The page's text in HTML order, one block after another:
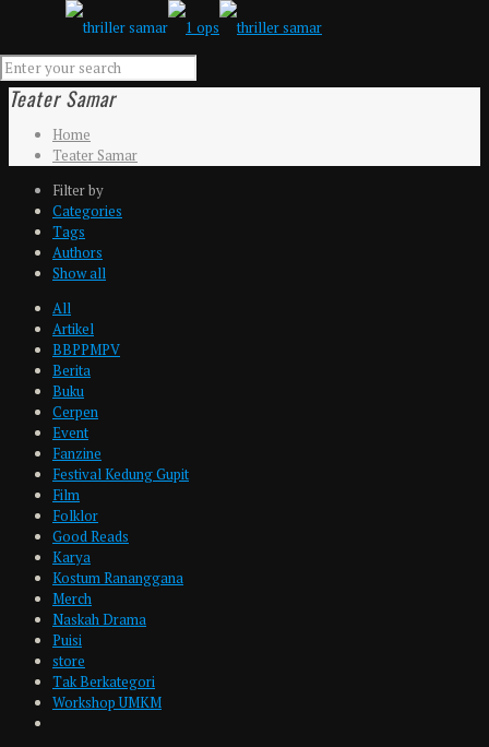
Teater Samar
Home
Teater Samar
Filter by
Categories
Tags
Authors
Show all
All
Artikel
BBPPMPV
Berita
Buku
Cerpen
Event
Fanzine
Festival Kedung Gupit
Film
Folklor
Good Reads
Karya
Kostum Rananggana
Merch
Naskah Drama
Puisi
store
Tak Berkategori
Workshop UMKM